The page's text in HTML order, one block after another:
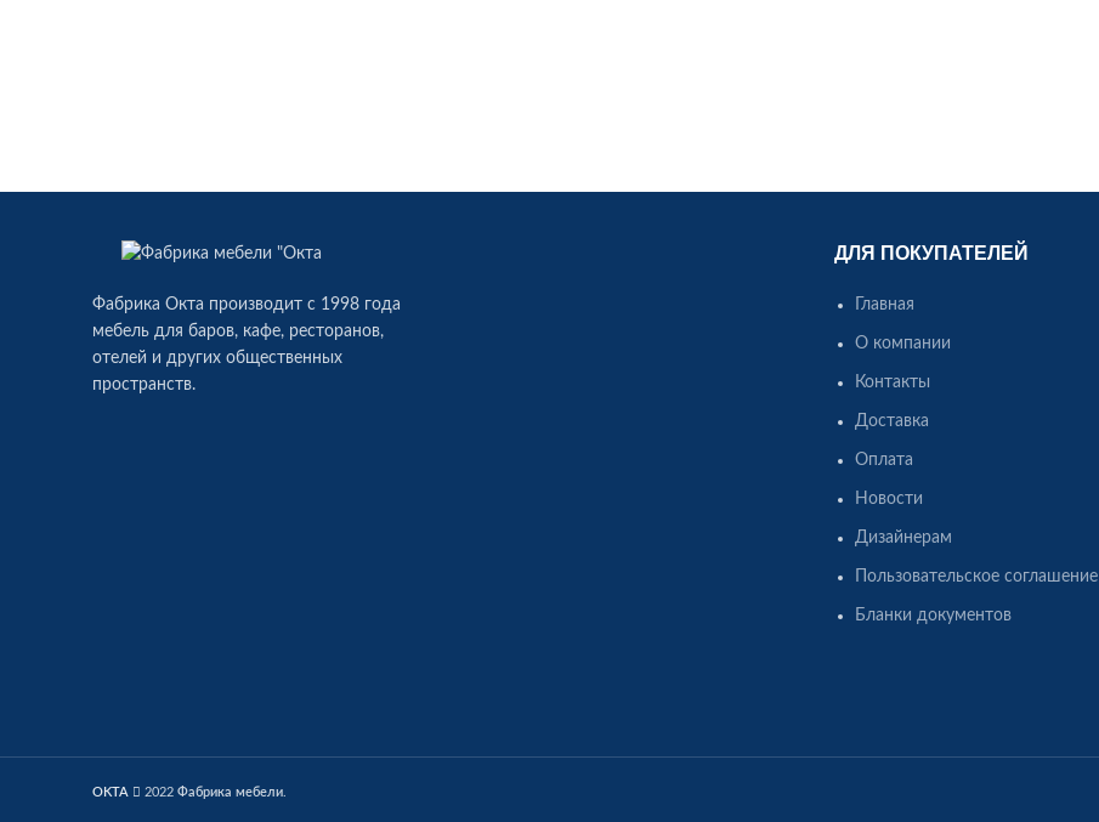
Фабрика Окта производит c 1998 года
мебель для баров, кафе, ресторанов,
отелей и других общественных
пространств.
ДЛЯ ПОКУПАТЕЛЕЙ
Главная
О компании
Контакты
Доставка
Оплата
Новости
Дизайнерам
Пользовательское соглашение
Бланки документов
OKTA 2022 Фабрика мебели.